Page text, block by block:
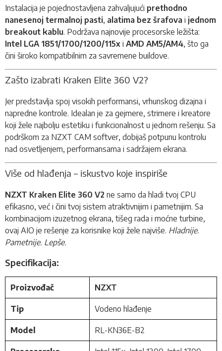
Instalacija je pojednostavljena zahvaljujući prethodno
nanesenoj termalnoj pasti, alatima bez šrafova i jednom
breakout kablu. Podržava najnovije procesorske ležišta:
Intel LGA 1851/1700/1200/115x i AMD AM5/AM4, što ga
čini široko kompatibilnim za savremene buildove.
Zašto izabrati Kraken Elite 360 V2?
Jer predstavlja spoj visokih performansi, vrhunskog dizajna i
napredne kontrole. Idealan je za gejmere, strimere i kreatore
koji žele najbolju estetiku i funkcionalnost u jednom rešenju. Sa
podrškom za NZXT CAM softver, dobijaš potpunu kontrolu
nad osvetljenjem, performansama i sadržajem ekrana.
Više od hlađenja – iskustvo koje inspiriše
NZXT Kraken Elite 360 V2 ne samo da hladi tvoj CPU
efikasno, već i čini tvoj sistem atraktivnijim i pametnijim. Sa
kombinacijom izuzetnog ekrana, tišeg rada i moćne turbine,
ovaj AIO je rešenje za korisnike koji žele najviše. Hladnije.
Pametnije. Lepše.
Specifikacija:
Proizvođač NZXT
Tip Vodeno hlađenje
Model RL-KN36E-B2